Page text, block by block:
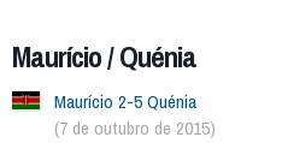
Maurício / Quénia
Maurício 2-5 Quénia
(7 de outubro de 2015)